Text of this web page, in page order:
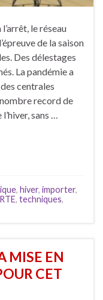
le réseau
de la saison
Des délestages
La pandémie a
centrales
record de
sans …
, hiver, importer,
RTE, techniques,
MISE EN
CET